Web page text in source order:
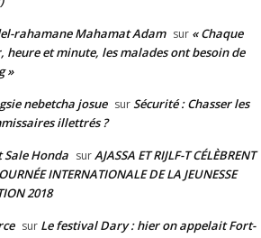
rahamane Mahamat Adam sur « Chaque
heure et minute, les malades ont besoin de
»
nebetcha josue surSécurité : Chasser les
illettrés ?
Sale Honda surAJASSA ET RIJLF-T CÉLÈBRENT
INTERNATIONALE DE LA JEUNESSE
2018
sur Le festival Dary : hier on appelait Fort-